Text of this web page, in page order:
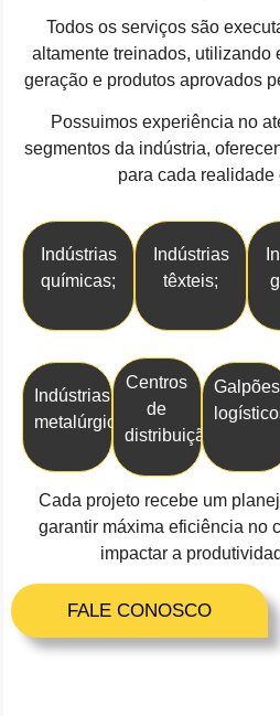
Todos os serviços são
altamente treinados, utilizando
geração e produtos aprovados
Possuimos experiência no
segmentos da indústria,
para cada realidade
Indústrias
químicas;
Indústrias
têxteis;
Indústrias
metalúrgicas;
Centros
de
distribuição;
Galpões
Cada projeto recebe um
garantir máxima eficiência no
impactar a
FALE CONOSCO